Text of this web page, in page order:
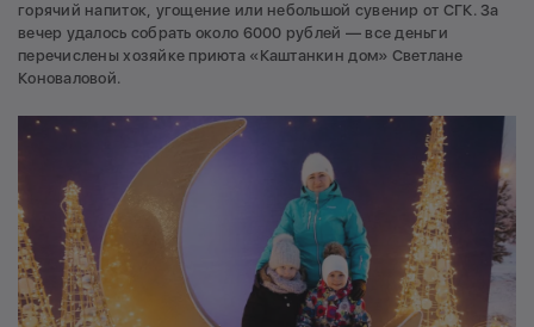
горячий напиток, угощение или небольшой сувенир от СГК. За
вечер удалось собрать около 6000 рублей — все деньги
перечислены хозяйке приюта «Каштанкин дом» Светлане
Коноваловой.